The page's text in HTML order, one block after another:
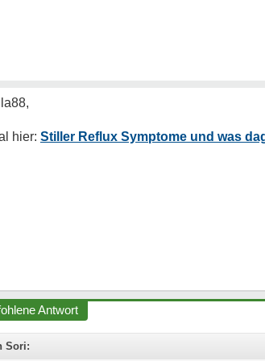
Stiller Reflux Symptome und was
Antwort
Sori: